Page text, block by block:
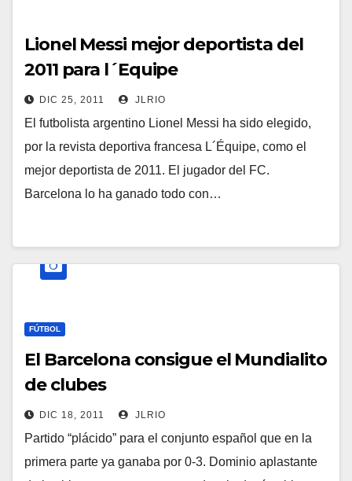
Lionel Messi mejor deportista del
2011 para l´Equipe
DIC 25, 2011 JLRIO
El futbolista argentino Lionel Messi ha sido elegido,
por la revista deportiva francesa L´Équipe, como el
mejor deportista de 2011. El jugador del FC.
Barcelona lo ha ganado todo con…
FÚTBOL
El Barcelona consigue el Mundialito
de clubes
DIC 18, 2011 JLRIO
Partido “plácido” para el conjunto español que en la
primera parte ya ganaba por 0-3. Dominio aplastante